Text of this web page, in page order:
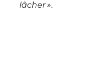
lâcher ».